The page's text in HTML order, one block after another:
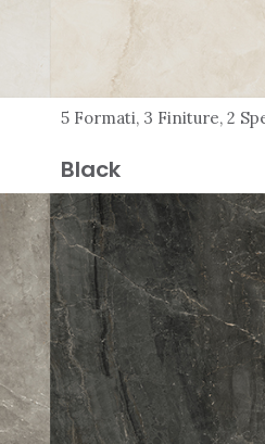
5 Formati, 3 Finiture, 2
Black